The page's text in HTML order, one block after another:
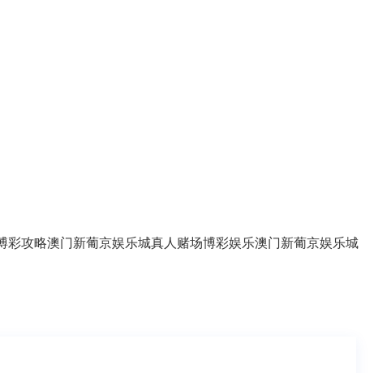
彩攻略澳门新葡京娱乐城真人赌场博彩娱乐澳门新葡京娱乐城